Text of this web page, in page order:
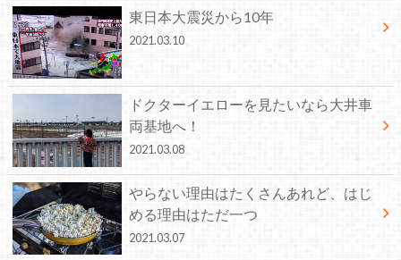
東日本大震災から10年
2021.03.10
ドクターイエローを見たいなら大井車
両基地へ！
2021.03.08
やらない理由はたくさんあれど、はじ
める理由はただ一つ
2021.03.07